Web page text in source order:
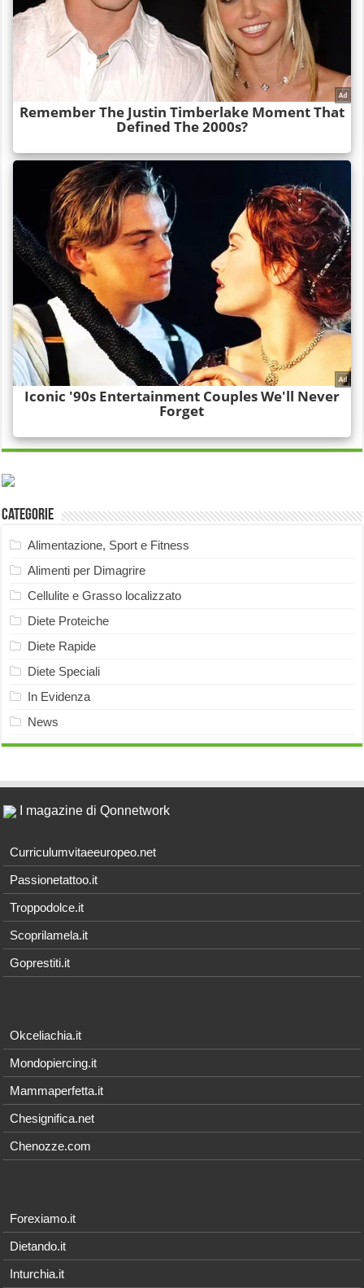
Categorie
Alimentazione, Sport e Fitness
Alimenti per Dimagrire
Cellulite e Grasso localizzato
Diete Proteiche
Diete Rapide
Diete Speciali
In Evidenza
News
I magazine di Qonnetwork
Curriculumvitaeeuropeo.net
Passionetattoo.it
Troppodolce.it
Scoprilamela.it
Goprestiti.it
Okceliachia.it
Mondopiercing.it
Mammaperfetta.it
Chesignifica.net
Chenozze.com
Forexiamo.it
Dietando.it
Inturchia.it